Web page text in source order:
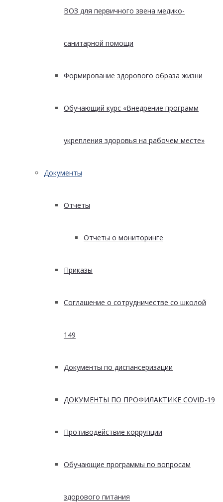
ВОЗ для первичного звена медико-
санитарной помощи
Формирование здорового образа жизни
Обучающий курс «Внедрение программ
укрепления здоровья на рабочем месте»
Документы
Отчеты
Отчеты о мониторинге
Приказы
Соглашение о сотрудничестве со школой
149
Документы по диспансеризации
ДОКУМЕНТЫ ПО ПРОФИЛАКТИКЕ COVID-19
Противодействие коррупции
Обучающие программы по вопросам
здорового питания